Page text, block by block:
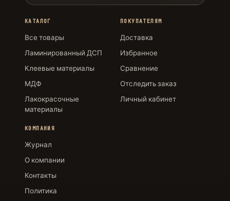
КАТАЛОГ
Все товары
Ламинированный ДСП
Клеевые материалы
МДФ
Лакокрасочные
материалы
ПОКУПАТЕЛЯМ
Доставка
Избранное
Сравнение
Отследить заказ
Личный кабинет
КОМПАНИЯ
Журнал
О компании
Контакты
Политика